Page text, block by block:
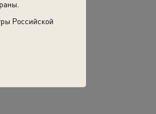
Российской